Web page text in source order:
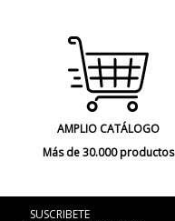
AMPLIO CATÁLOGO
Más de 30.000 productos
SUSCRIBETE